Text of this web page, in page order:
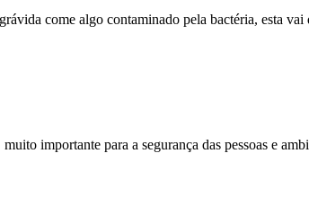
come algo contaminado pela bactéria, esta
importante para a segurança das pessoas e